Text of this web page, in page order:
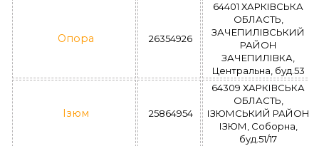
Опора 26354926
64401 ХАРКІВСЬКА
ОБЛАСТЬ,
ЗАЧЕПИЛІВСЬКИЙ
РАЙОН
ЗАЧЕПИЛІВКА,
Центральна, буд.53
Ізюм 25864954
64309 ХАРКІВСЬКА
ОБЛАСТЬ,
ІЗЮМСЬКИЙ РАЙОН
ІЗЮМ, Соборна,
буд.51/17